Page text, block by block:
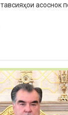
асоснок